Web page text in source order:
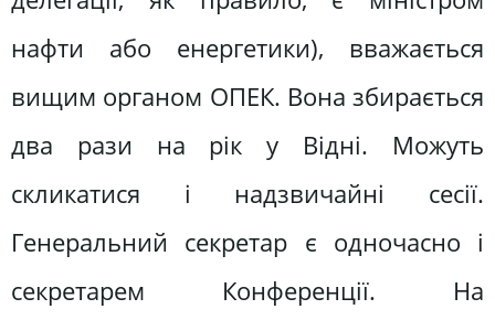
нафти або енергетики), вважається
вищим органом ОПЕК. Вона збирається
два рази на рік у Відні. Можуть
скликатися і надзвичайні сесії.
Генеральний секретар є одночасно і
секретарем Конференції. На